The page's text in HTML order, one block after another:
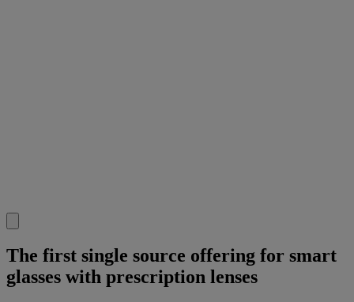
The first single source offering for smart
glasses with prescription lenses